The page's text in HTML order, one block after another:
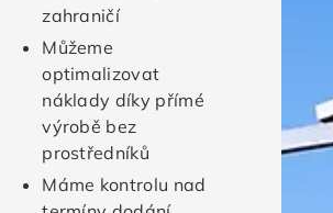
zahraničí
Můžeme
optimalizovat
náklady díky přímé
výrobě bez
prostředníků
Máme kontrolu nad